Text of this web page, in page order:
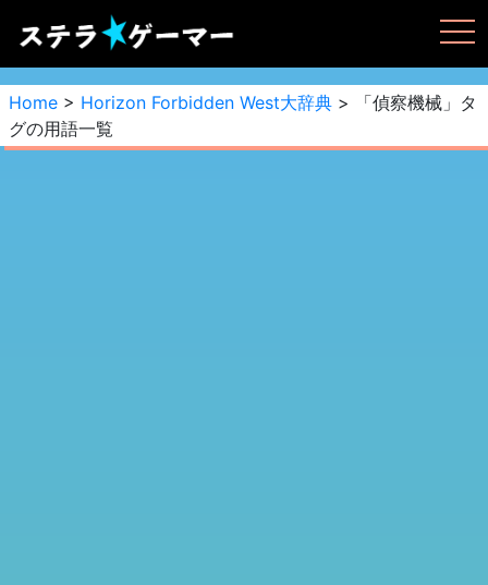
Home > Horizon Forbidden West大辞典 > 「偵察機械」タ
グの用語一覧